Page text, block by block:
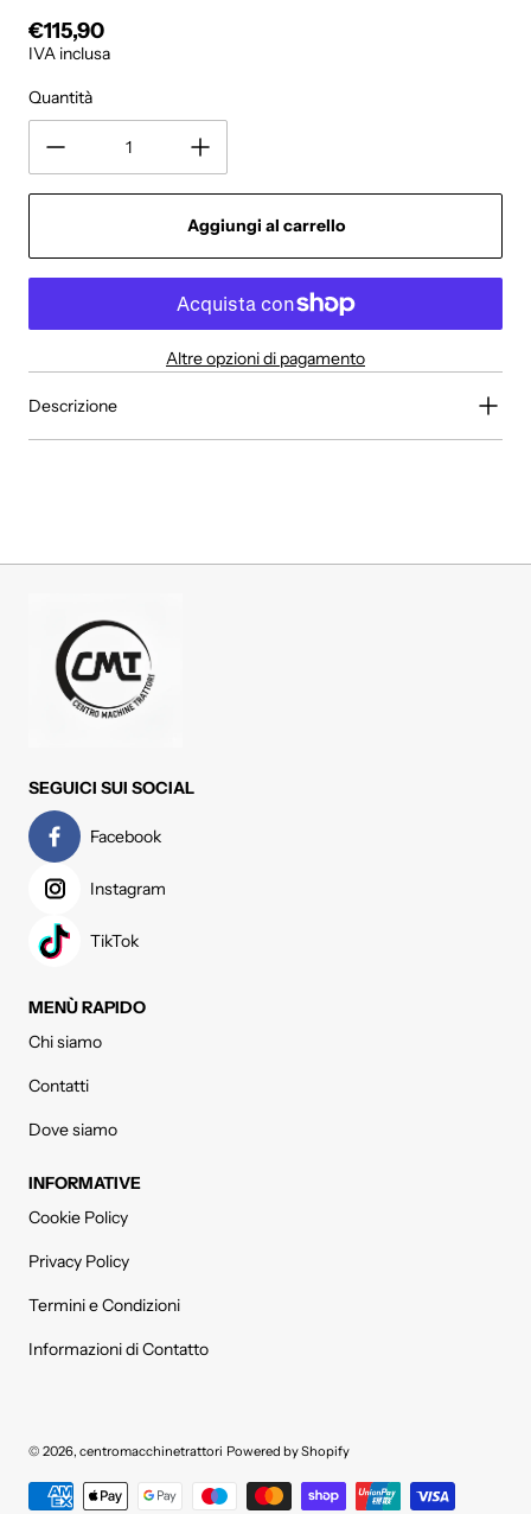
Prezzo regolare
€115,90
IVA inclusa
Quantità
Aggiungi al carrello
Altre opzioni di pagamento
Descrizione
SEGUICI SUI SOCIAL
Facebook
Instagram
TikTok
MENÙ RAPIDO
Chi siamo
Contatti
Dove siamo
INFORMATIVE
Cookie Policy
Privacy Policy
Termini e Condizioni
Informazioni di Contatto
© 2026, centromacchinetrattori Powered by Shopify
Metodi di pagamento